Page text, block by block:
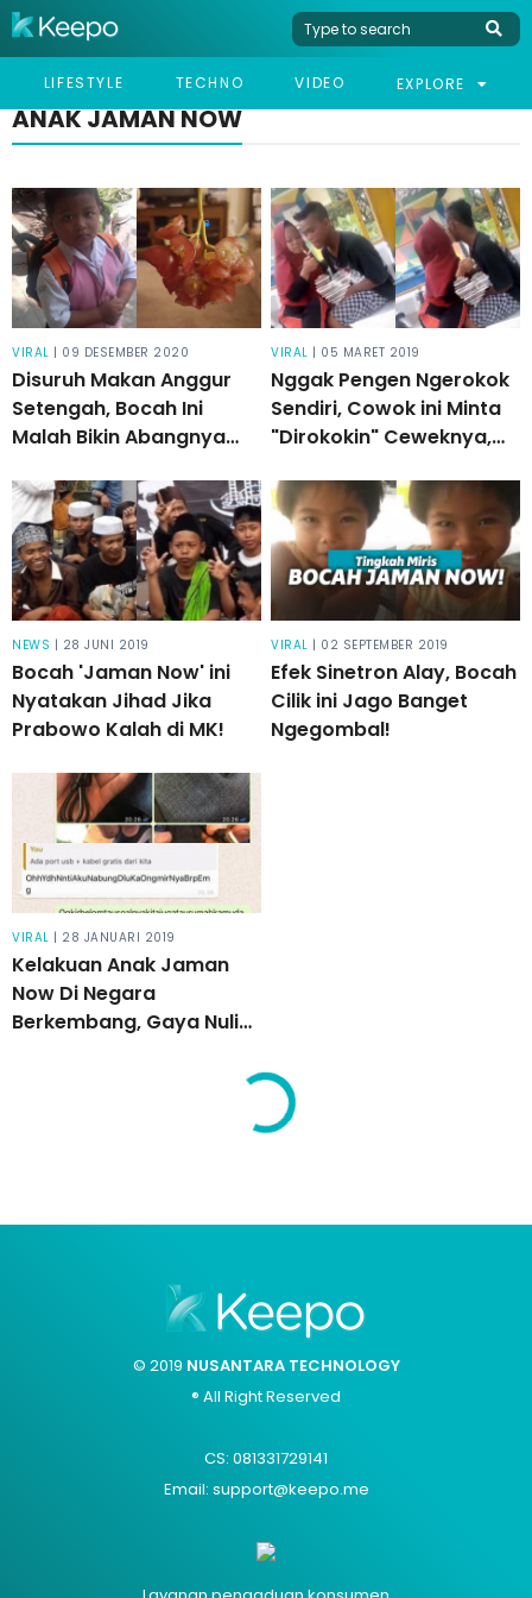
LIFESTYLE TECHNO VIDEO EXPLORE
ANAK JAMAN NOW
VIRAL | 09 DESEMBER 2020
Disuruh Makan Anggur
Setengah, Bocah Ini
Malah Bikin Abangnya
Menafsirkan Perintah!
VIRAL | 05 MARET 2019
Nggak Pengen Ngerokok
Sendiri, Cowok ini Minta
"Dirokokin" Ceweknya,
NEWS | 28 JUNI 2019
Bocah 'Jaman Now' ini
Nyatakan Jihad Jika
Prabowo Kalah di MK!
VIRAL | 02 SEPTEMBER 2019
Efek Sinetron Alay, Bocah
Cilik ini Jago Banget
Ngegombal!
VIRAL | 28 JANUARI 2019
Kelakuan Anak Jaman
Now Di Negara
Berkembang, Gaya Nulis
© 2019 NUSANTARA TECHNOLOGY
® All Right Reserved
CS: 081331729141
Email: support@keepo.me